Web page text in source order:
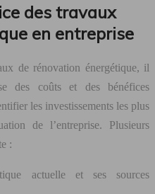
des travaux
en entreprise
de rénovation énergétique, il
des coûts et des bénéfices
les investissements les plus
de l’entreprise. Plusieurs
:
actuelle et ses sources